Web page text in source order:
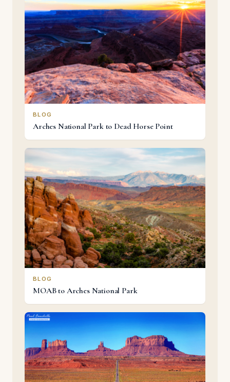
BLOG
Arches National Park to Dead Horse Point
BLOG
MOAB to Arches National Park